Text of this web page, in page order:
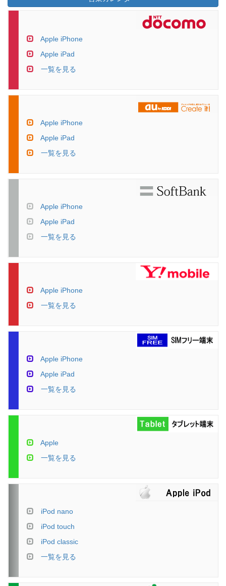
Apple iPhone
Apple iPad
一覧を見る
Apple iPhone
Apple iPad
一覧を見る
Apple iPhone
Apple iPad
一覧を見る
Apple iPhone
一覧を見る
Apple iPhone
Apple iPad
一覧を見る
Apple
一覧を見る
iPod nano
iPod touch
iPod classic
一覧を見る